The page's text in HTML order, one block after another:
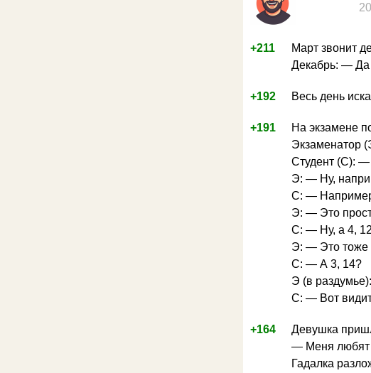
+211
Март звонит
Декабрь: — Да
+192 Весь день
+191
На экзамене
Экзаменатор
Студент (С):
Э: — Ну,
С: —
Э: — Это
С: — Ну, а 4,
Э: — Это тоже
С: — А 3, 14?
Э (в
С: — Вот
+164
Девушка
— Меня любят
Гадалка